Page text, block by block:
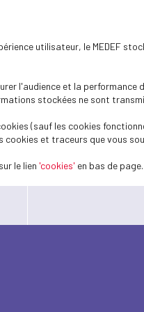
utilisateur, le MEDEF
l'audience et la
stockées ne sont
(sauf les cookies
et traceurs que vous
le lien 'cookies' en bas de page.